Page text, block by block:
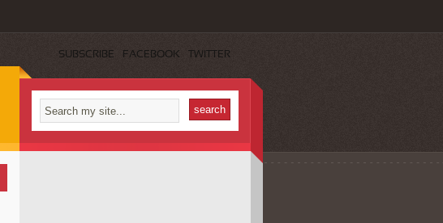
SUBSCRIBE FACEBOOK TWITTER